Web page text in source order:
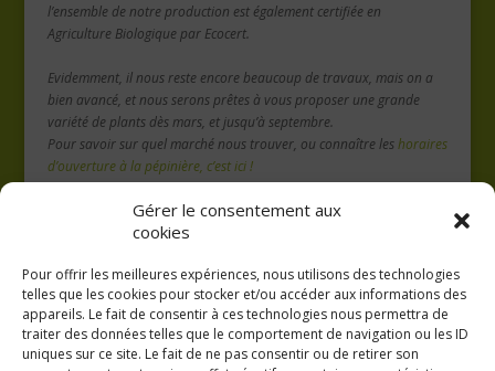
Gérer le consentement aux
cookies
Pour offrir les meilleures expériences, nous utilisons des technologies
telles que les cookies pour stocker et/ou accéder aux informations des
appareils. Le fait de consentir à ces technologies nous permettra de
traiter des données telles que le comportement de navigation ou les ID
uniques sur ce site. Le fait de ne pas consentir ou de retirer son
l’ensemble de notre production est également certifiée en
Agriculture Biologique par Ecocert.
Evidemment, il nous reste encore beaucoup de travaux, mais on a
bien avancé, et nous serons prêtes à vous proposer une grande
variété de plants dès mars, et jusqu’à septembre.
Pour savoir sur quel marché nous trouver, ou connaître leshoraires
d’ouverture à la pépinière, c’est ici !
Nous ne manquerons pas de vous donner des nouvelles, et de vous
informer du lancement de la saison de vente ! Pour l’instant, on se
remet aux travaux, on sème, on sème et on sème !!